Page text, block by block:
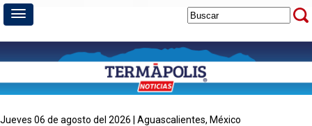
jueves 06 de agosto del 2026 | Aguascalientes, México